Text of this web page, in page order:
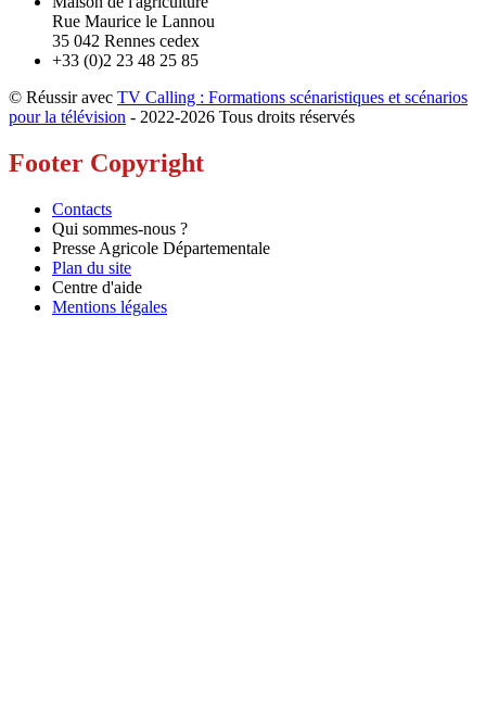
Rue Maurice le Lannou
35 042 Rennes cedex
+33 (0)2 23 48 25 85
© Réussir avec TV Calling : Formations scénaristiques et scénarios
pour la télévision - 2022-2026 Tous droits réservés
Footer Copyright
Contacts
Qui sommes-nous ?
Presse Agricole Départementale
Plan du site
Centre d'aide
Mentions légales